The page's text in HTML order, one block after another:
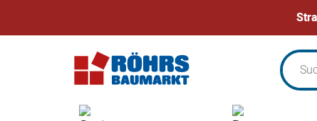
Zum Hauptinhalt springen